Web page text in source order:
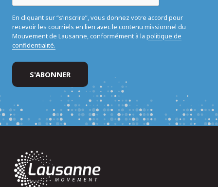
En cliquant sur “s’inscrire”, vous donnez votre accord pour
recevoir les courriels en lien avec le contenu missionnel du
Mouvement de Lausanne, conformément à la politique de
confidentialité.